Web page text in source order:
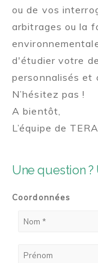
Une question ?
Coordonnées
ou de vos
arbitrages ou la
d'étudier votre
personnalisés et
N’hésitez pas !
A bientôt,
L’équipe de